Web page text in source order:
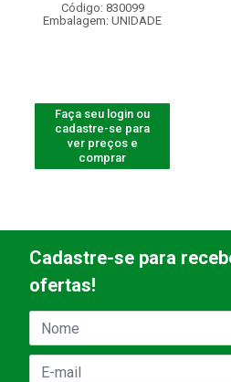
Código: 830099
Embalagem: UNIDADE
Faça seu login ou
cadastre-se para
ver preços e
comprar
Cadastre-se para
ofertas!